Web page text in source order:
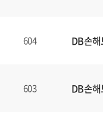
604 DB손
603 DB손